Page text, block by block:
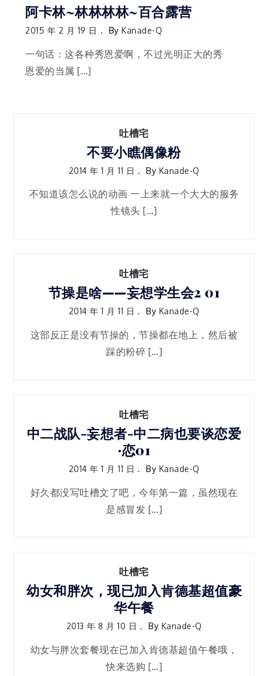
阿卡林~林林林林~百合露营
2015 年 2 月 19 日 ByKanade-Q
一句话：这各种秀恩爱啊，不过光明正大的秀
恩爱的当属 […]
吐槽宅
不要小瞧偶像粉
2014 年 1 月 11 日 By Kanade-Q
不知道该怎么说的动画 一上来就一个大大的服务
性镜头 […]
吐槽宅
节操是啥——妄想学生会2 01
2014 年 1 月 11 日 By Kanade-Q
这部反正是没有节操的，节操都在地上，然后被
踩的粉碎 […]
吐槽宅
中二战队-妄想者-中二病也要谈恋爱
·恋01
2014 年 1 月 11 日 By Kanade-Q
好久都没写吐槽文了吧，今年第一篇，虽然现在
是感冒发 […]
吐槽宅
幼女和胖次，现已加入肯德基超值豪
华午餐
2013 年 8 月 10 日 By Kanade-Q
幼女与胖次套餐现在已加入肯德基超值午餐哦，
快来选购 […]